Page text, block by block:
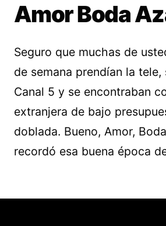
Amor Boda
Seguro que muchas de
de semana prendían la tele,
Canal 5 y se encontraban
extranjera de bajo
doblada. Bueno, Amor,
recordó esa buena época